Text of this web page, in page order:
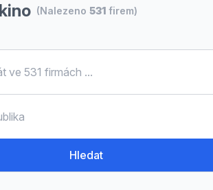
(Nalezeno 531 firem)
Hledat